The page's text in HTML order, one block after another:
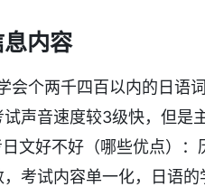
内容
会个两千四百以内的日语
声音速度较3级快，但是
文好不好（哪些优点）：
考试内容单一化，日语的